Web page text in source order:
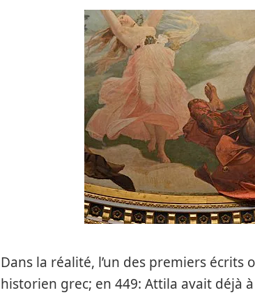
Dans la réalité, l’un des premiers
historien grec; en 449: Attila avait déjà